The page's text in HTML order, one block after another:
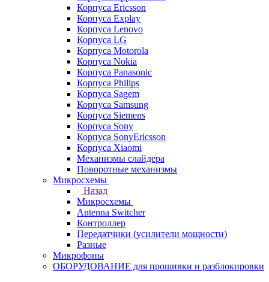
Корпуса Ericsson
Корпуса Explay
Корпуса Lenovo
Корпуса LG
Корпуса Motorola
Корпуса Nokia
Корпуса Panasonic
Корпуса Philips
Корпуса Sagem
Корпуса Samsung
Корпуса Siemens
Корпуса Sony
Корпуса SonyEricsson
Корпуса Xiaomi
Механизмы слайдера
Поворотные механизмы
Микросхемы
Назад
Микросхемы
Antenna Switcher
Контроллер
Передатчики (усилители мощности)
Разные
Микрофоны
ОБОРУДОВАНИЕ для прошивки и разблокировки